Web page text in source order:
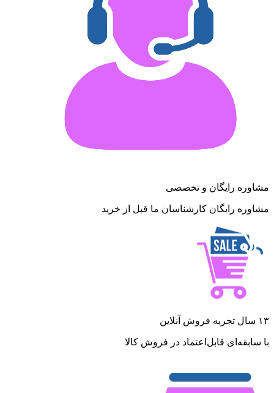
مشاوره رایگان و تخصصی
مشاوره رایگان کارشناسان ما قبل از خرید
۱۳ سال تجربه فروش آنلاین
با سابقه‌ای قابل‌اعتماد در فروش کالا